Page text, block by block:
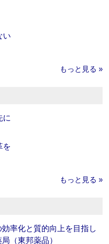
い
もっと見る »
に
を
もっと見る »
効率化と質的向上を目指し
（東邦薬品）